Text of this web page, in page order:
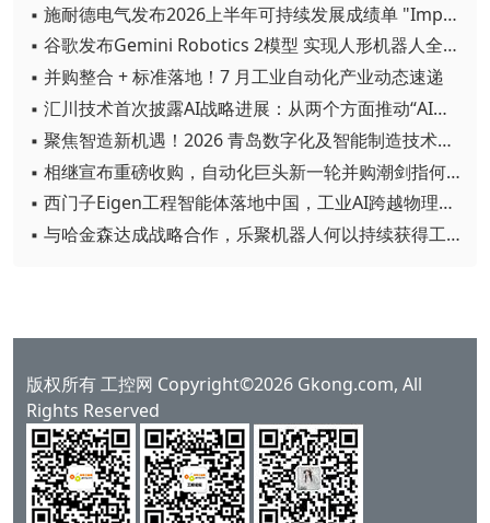
▪ 施耐德电气发布2026上半年可持续发展成绩单 "Impact 2030"路线图开局稳健
▪ 谷歌发布Gemini Robotics 2模型 实现人形机器人全身智能控制突破
▪ 并购整合 + 标准落地！7 月工业自动化产业动态速递
▪ 汇川技术首次披露AI战略进展：从两个方面推动“AI业务化”落地
▪ 聚焦智造新机遇！2026 青岛数字化及智能制造技术论坛圆满落幕
▪ 相继宣布重磅收购，自动化巨头新一轮并购潮剑指何方？
▪ 西门子Eigen工程智能体落地中国，工业AI跨越物理世界“确定性”拐点
▪ 与哈金森达成战略合作，乐聚机器人何以持续获得工业巨头青睐？
版权所有 工控网 Copyright©2026 Gkong.com, All
Rights Reserved